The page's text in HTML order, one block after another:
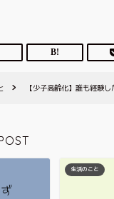
【少子高齢化】誰も経験
生活のこと